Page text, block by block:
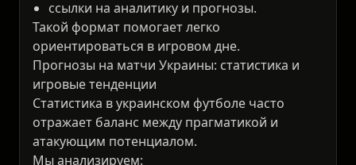
ссылки на аналитику и прогнозы.
Такой формат помогает легко
ориентироваться в игровом дне.
Прогнозы на матчи Украины: статистика и
игровые тенденции
Статистика в украинском футболе часто
отражает баланс между прагматикой и
атакующим потенциалом.
Мы анализируем: